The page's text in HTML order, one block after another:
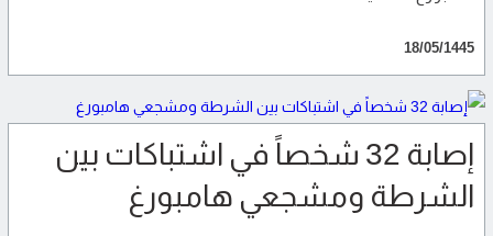
18/05/1445
إصابة 32 شخصاً في اشتباكات بين
الشرطة ومشجعي هامبورغ